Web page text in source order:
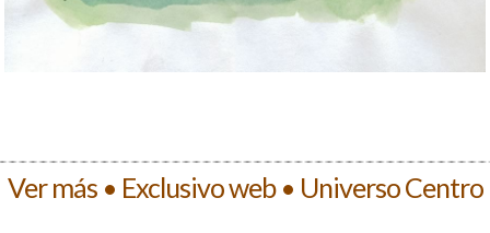
Ver más • Exclusivo web • Universo Centro